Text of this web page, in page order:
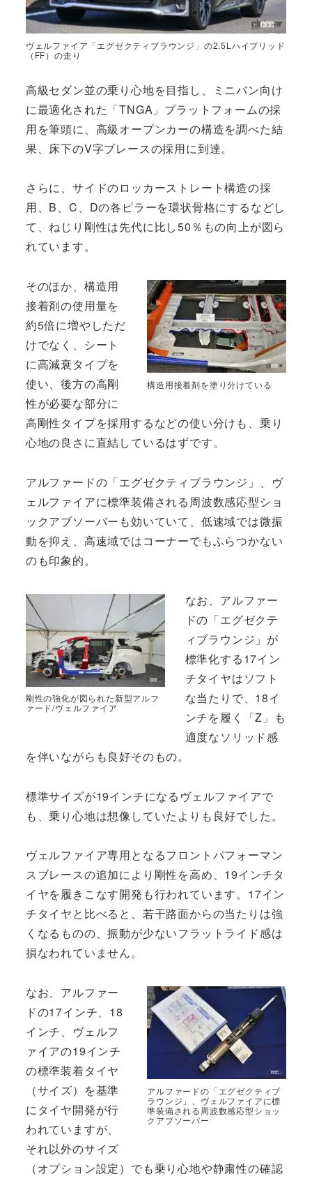
ヴェルファイア「エグゼクティブラウンジ」の2.5Lハイブリッド
（FF）の走り
高級セダン並の乗り心地を目指し、ミニバン向け
に最適化された「TNGA」プラットフォームの採
用を筆頭に、高級オープンカーの構造を調べた結
果、床下のV字ブレースの採用に到達。
さらに、サイドのロッカーストレート構造の採
用、B、C、Dの各ピラーを環状骨格にするなどし
て、ねじり剛性は先代に比し50％もの向上が図ら
れています。
構造用接着剤を塗り分けている
そのほか、構造用
接着剤の使用量を
約5倍に増やしただ
けでなく、シート
に高減衰タイプを
使い、後方の高剛
性が必要な部分に
高剛性タイプを採用するなどの使い分けも、乗り
心地の良さに直結しているはずです。
アルファードの「エグゼクティブラウンジ」、ヴ
ェルファイアに標準装備される周波数感応型ショ
ックアブソーバーも効いていて、低速域では微振
動を抑え、高速域ではコーナーでもふらつかない
のも印象的。
剛性の強化が図られた新型アルフ
ァード/ヴェルファイア
なお、アルファー
ドの「エグゼクテ
ィブラウンジ」が
標準化する17イン
チタイヤはソフト
な当たりで、18イ
ンチを履く「Z」も
適度なソリッド感
を伴いながらも良好そのもの。
標準サイズが19インチになるヴェルファイアで
も、乗り心地は想像していたよりも良好でした。
ヴェルファイア専用となるフロントパフォーマン
スブレースの追加により剛性を高め、19インチタ
イヤを履きこなす開発も行われています。17イン
チタイヤと比べると、若干路面からの当たりは強
くなるものの、振動が少ないフラットライド感は
損なわれていません。
アルファードの「エグゼクティブ
ラウンジ」、ヴェルファイアに標
準装備される周波数感応型ショッ
クアブソーバー
なお、アルファー
ドの17インチ、18
インチ、ヴェルフ
ァイアの19インチ
の標準装着タイヤ
（サイズ）を基準
にタイヤ開発が行
われていますが、
それ以外のサイズ
（オプション設定）でも乗り心地や静粛性の確認